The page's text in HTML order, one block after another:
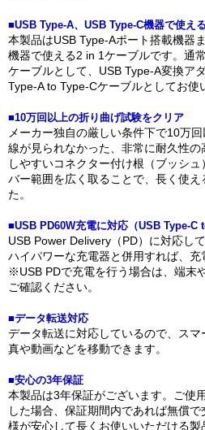
■USB Type-A、USB Type-C機器で使え
本製品はUSB Type-Aポート搭載機器
機器で使える2 in 1ケーブルです。通
ケーブルとして、USB Type-A変換ア
Type-A to Type-Cケーブルとしてお使
■10万回以上の折り曲げ試験をクリア
メーカー独自の厳しい条件下で10万
線が見られなかった、非常に耐久性
しやすいコネクター付け根（ブッシ
バー範囲を広く取ることで、長く使
た。
■USB PD60W充電に対応（USB Type-C
USB Power Delivery（PD）に対応し
ハイパワーな充電器と併用すれば、充
※USB PDで充電を行う場合は、端末
ご確認ください。
■データ転送対応
データ転送に対応しているので、ス
真や動画などを移動できます。
■安心の3年保証
本製品は3年保証がございます。ご使
した場合、保証期間内であれば無償
様が安心して長くお使いいただける